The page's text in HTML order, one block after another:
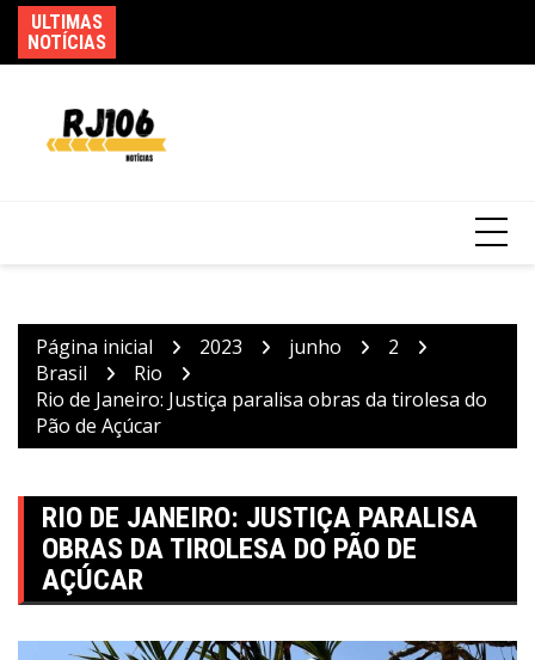
para
o
ULTIMAS
NOTÍCIAS
Página inicial 2023 junho
2
Brasil
Rio
Rio de Janeiro: Justiça paralisa obras da tirolesa do
Pão de Açúcar
RIO DE JANEIRO: JUSTIÇA PARALISA
OBRAS DA TIROLESA DO PÃO DE
AÇÚCAR